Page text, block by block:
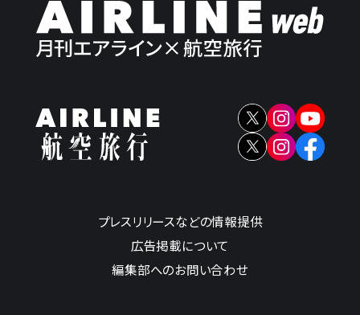
プレスリリースなどの情報提供
広告掲載について
編集部へのお問い合わせ